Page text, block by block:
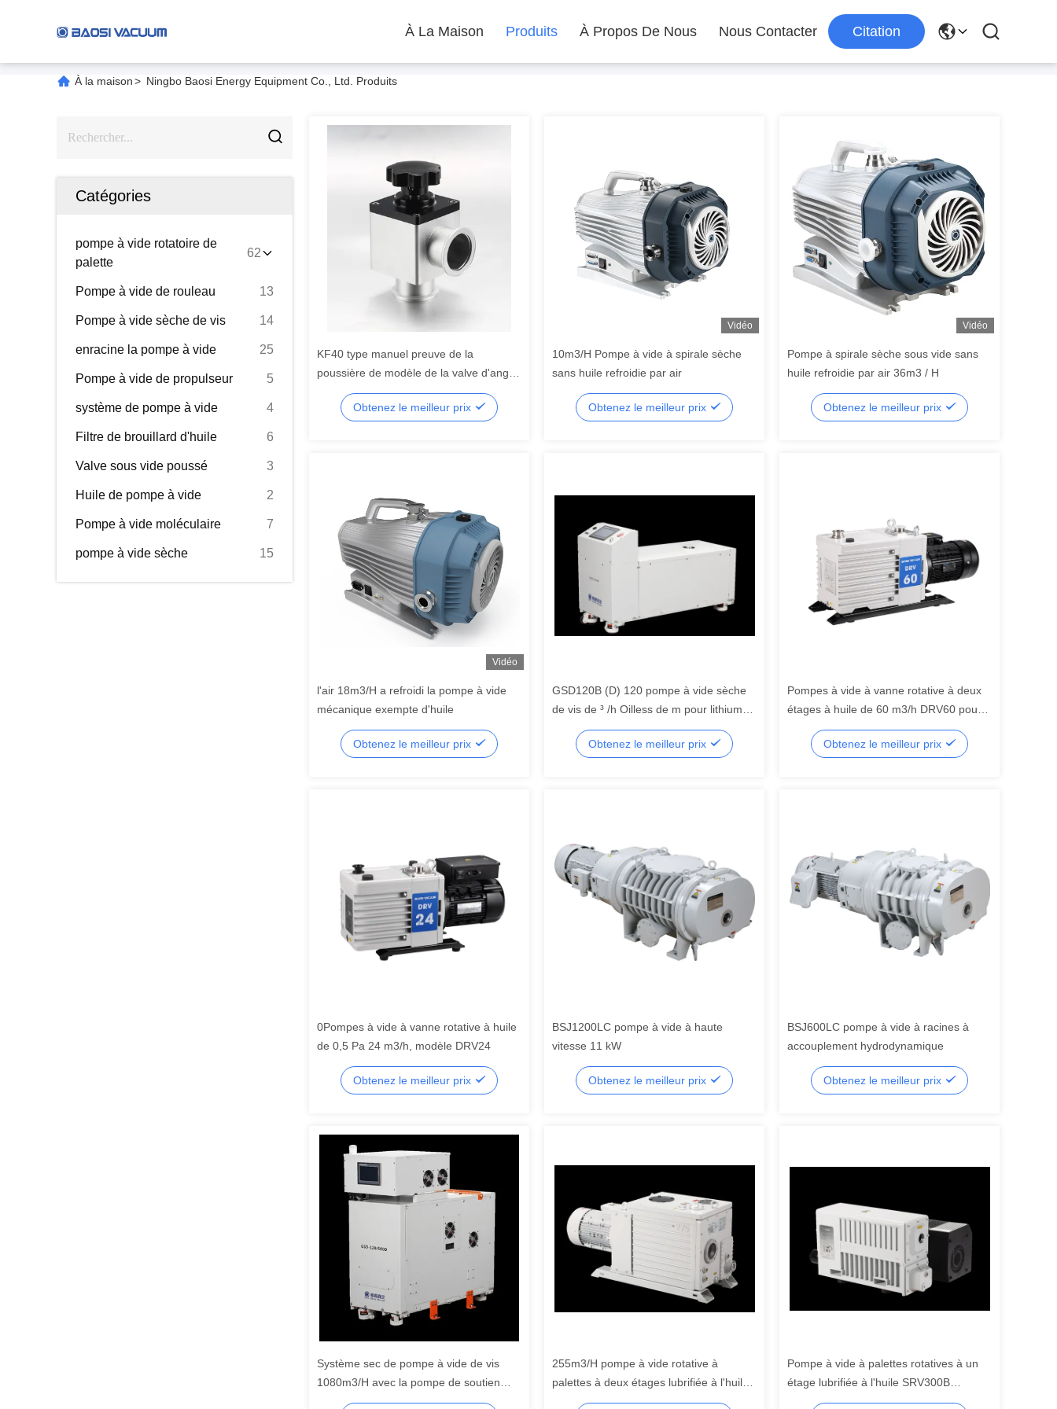
À La Maison Produits À Propos De Nous Nous Contacter Citation
À la maison> Ningbo Baosi Energy Equipment Co., Ltd. Produits
Catégories
pompe à vide rotatoire de
palette
62
Pompe à vide de rouleau 13
Pompe à vide sèche de vis 14
enracine la pompe à vide 25
Pompe à vide de propulseur 5
système de pompe à vide 4
Filtre de brouillard d'huile 6
Valve sous vide poussé 3
Huile de pompe à vide 2
Pompe à vide moléculaire 7
pompe à vide sèche 15
KF40 type manuel preuve de la
poussière de modèle de la valve d'angle
de vide de valve sous vide poussé GD-
J40B
Obtenez le meilleur prix
Vidéo
10m3/H Pompe à vide à spirale sèche
sans huile refroidie par air
Obtenez le meilleur prix
Vidéo
Pompe à spirale sèche sous vide sans
huile refroidie par air 36m3 / H
Obtenez le meilleur prix
Vidéo
l'air 18m3/H a refroidi la pompe à vide
mécanique exempte d'huile
Obtenez le meilleur prix
GSD120B (D) 120 pompe à vide sèche
de vis de ³ /h Oilless de m pour lithium
Ion Battery Drying
Obtenez le meilleur prix
Pompes à vide à vanne rotative à deux
étages à huile de 60 m3/h DRV60 pour
système de réfrigération
Obtenez le meilleur prix
0Pompes à vide à vanne rotative à huile
de 0,5 Pa 24 m3/h, modèle DRV24
Obtenez le meilleur prix
BSJ1200LC pompe à vide à haute
vitesse 11 kW
Obtenez le meilleur prix
BSJ600LC pompe à vide à racines à
accouplement hydrodynamique
Obtenez le meilleur prix
Système sec de pompe à vide de vis
1080m3/H avec la pompe de soutien
GSD160/1080D
255m3/H pompe à vide rotative à
palettes à deux étages lubrifiée à l'huile
compacte DRV275 RAL7047
Pompe à vide à palettes rotatives à un
étage lubrifiée à l'huile SRV300B
300m3/H